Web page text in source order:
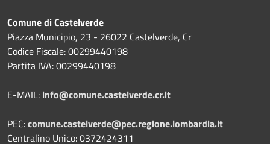
Comune di Castelverde
Piazza Municipio, 23 - 26022 Castelverde, Cr
Codice Fiscale: 00299440198
Partita IVA: 00299440198
E-MAIL: info@comune.castelverde.cr.it
PEC:comune.castelverde@pec.regione.lombardia.it
Centralino Unico: 0372424311